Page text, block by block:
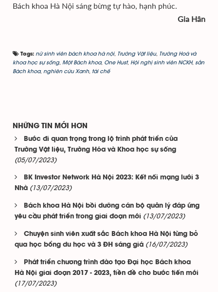
Bách khoa Hà Nội sáng bừng tự hào, hạnh phúc.
Gia Hân
Tags: nữ sinh viên bách khoa hà nội, Trường Vặt liệu,
Trường Hoá và
khoa học sự sống, Một Bách khoa, One Hust, Hội nghị sinh viên NCKH, sắn
Bách khoa, nghiên cứu Xanh tái chế
NHỮNG TIN MỚI HƠN
Bước đi quan trọng trong lộ trình phát triển của
Trường Vật liệu, Trường Hóa và Khoa học sự sống
(05/07/2023)
BK Investor Network Hà Nội 2023: Kết nối mạng lưới 3
Nhà (13/07/2023)
Bách khoa Hà Nội bồi dưỡng cán bộ quản lý đáp ứng
yêu cầu phát triển trong giai đoạn mới (13/07/2023)
Chuyện sinh viên xuất sắc Bách khoa Hà Nội từng bỏ
qua học bổng du học và 3 ĐH sáng giá (16/07/2023)
Phát triển chương trình đào tạo Đại học Bách khoa
Hà Nội giai đoạn 2017 - 2023, tiền đề cho bước tiến mới
(17/07/2023)